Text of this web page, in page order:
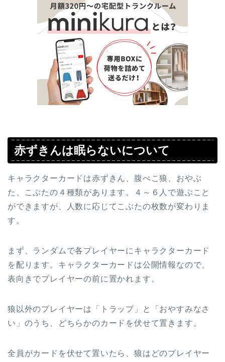
赤ずきんは眠らないについて
キャラクターカードは赤ずきん、腹ぺこ狼、おやぶ
た、こぶたの４種類があります。４～６人で遊ぶこと
ができますが、人数に応じてこぶたの枚数が変わりま
す。
まず、ランダムで各プレイヤーにキャラクターカード
を配ります。キャラクターカードは公開情報なので、
表向きでプレイヤーの前に置かれます。
狼以外のプレイヤーは「トラップ」と「おやすみなさ
い」のうち、どちらかのカードを伏せて置きます。
全員がカードを伏せて置いたら、狼はどのプレイヤー